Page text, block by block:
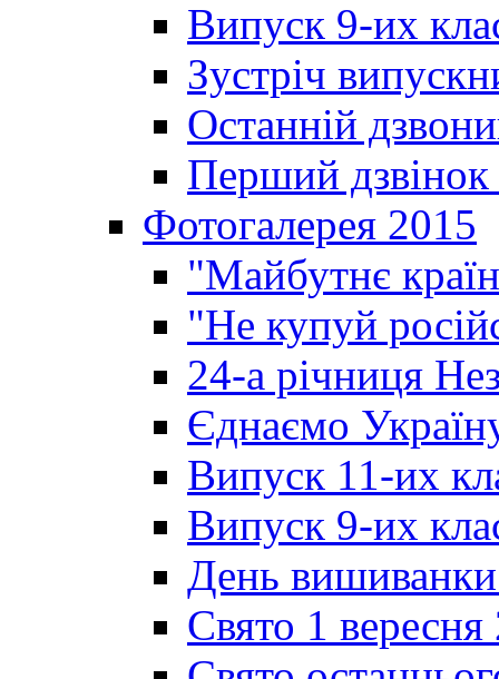
Випуск 9-их
Зустріч
Останній
Перший
Фотогалерея 2015
"Майбутнє
"Не купуй
24-а річниця
Єднаємо
Випуск 11-их
Випуск 9-их
День
Свято 1 вересня